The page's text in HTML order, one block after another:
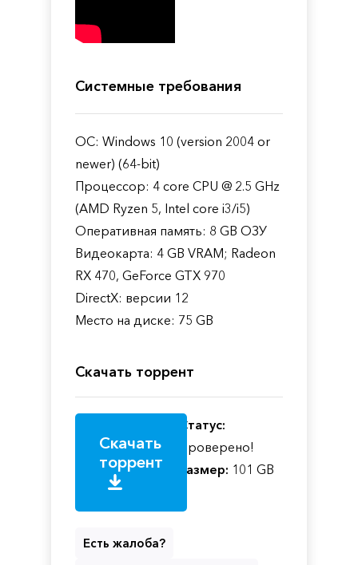
Системные требования
ОС: Windows 10 (version 2004 or
newer) (64-bit)
Процессор: 4 core CPU @ 2.5 GHz
(AMD Ryzen 5, Intel core i3/i5)
Оперативная память: 8 GB ОЗУ
Видеокарта: 4 GB VRAM; Radeon
RX 470, GeForce GTX 970
DirectX: версии 12
Место на диске: 75 GB
Скачать торрент
Скачать
торрент
Статус:
Проверено!
Размер: 101 GB
Есть жалоба?